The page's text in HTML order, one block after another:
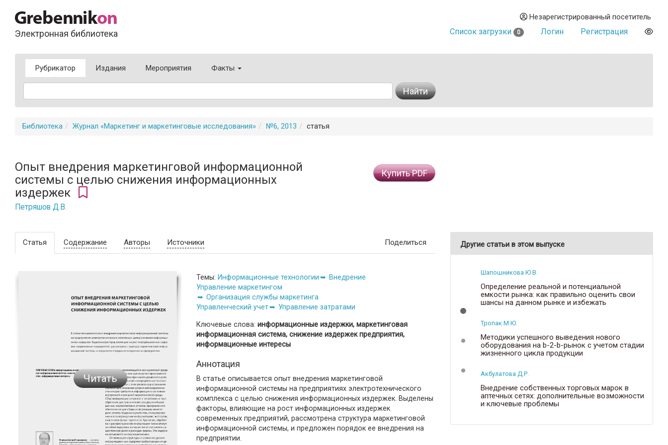
Электронная библиотека
Незарегистрированный посетитель
Список загрузки 0 Логин Регистрация
Рубрикатор Издания Мероприятия Факты
Найти
Библиотека Журнал «Маркетинг и маркетинговые исследования» №6, 2013 статья
Опыт внедрения маркетинговой информационной
системы с целью снижения информационных
издержек
Петряшов Д.В.
Купить PDF
Статья Содержание Авторы Источники Поделиться
Читать
Темы: Информационные технологии
Внедрение
Управление маркетингом
Организация службы маркетинга
Управленческий учет
Управление затратами
Ключевые слова: информационные издержки, маркетинговая
информационная система, снижение издержек предприятия,
информационные интересы
Аннотация
В статье описывается опыт внедрения маркетинговой
информационной системы на предприятиях электротехнического
комплекса с целью снижения информационных издержек. Выделены
факторы, влияющие на рост информационных издержек
современных предприятий, рассмотрена структура маркетинговой
информационной системы, и предложен порядок ее внедрения на
предприятии.
Другие статьи в этом выпуске
Шапошникова Ю.В.
Определение реальной и потенциальной
емкости рынка: как правильно оценить свои
шансы на данном рынке и избежать
Тропак М.Ю.
Методики успешного выведения нового
оборудования на b-2-b-рынок с учетом стадии
жизненного цикла продукции
Акбулатова Д.Р.
Внедрение собственных торговых марок в
аптечных сетях: дополнительные возможности
и ключевые проблемы